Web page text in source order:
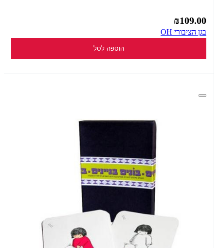
₪109.00
בגן הציבורי OH
הוספה לסל